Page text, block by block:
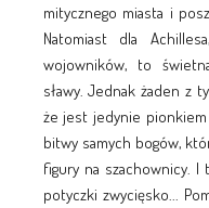
mitycznego miasta i
Natomiast dla
wojowników, to
sławy. Jednak żaden z
że jest jedynie
bitwy samych bogów,
figury na szachownicy. I
potyczki zwycięsko...